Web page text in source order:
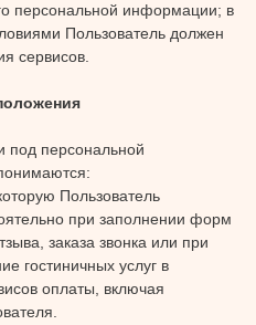
персональной информации; в
Пользователь должен
сервисов.
под персональной
Пользователь
при заполнении форм
заказа звонка или при
гостиничных услуг в
оплаты, включая